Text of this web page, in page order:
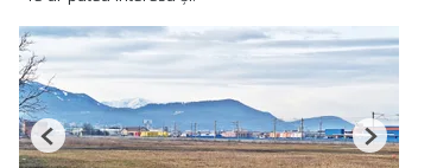
Previous Next